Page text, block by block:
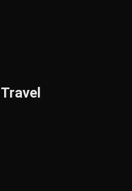
Travel